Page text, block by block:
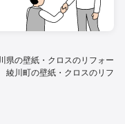
県の壁紙・クロスのリフォー
綾川町の壁紙・クロスのリフ